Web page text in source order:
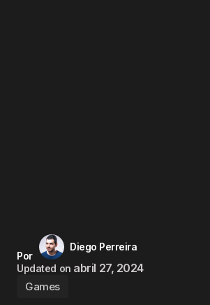
Por
Diego Perreira
Updated on abril 27, 2024
Games